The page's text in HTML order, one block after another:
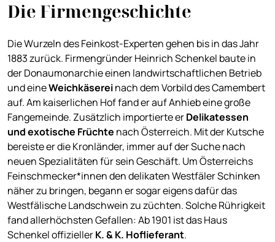
Die Firmengeschichte
Die Wurzeln des Feinkost-Experten gehen bis in das Jahr
1883 zurück. Firmengründer Heinrich Schenkel baute in
der Donaumonarchie einen landwirtschaftlichen Betrieb
und eineWeichkäsereinach dem Vorbild des Camembert
auf. Am kaiserlichen Hof fand er auf Anhieb eine große
Fangemeinde. Zusätzlich importierte erDelikatessen
und exotische Früchte nach Österreich. Mit der Kutsche
bereiste er die Kronländer, immer auf der Suche nach
neuen Spezialitäten für sein Geschäft. Um Österreichs
Feinschmecker*innen den delikaten Westfäler Schinken
näher zu bringen, begann er sogar eigens dafür das
Westfälische Landschwein zu züchten. Solche Rührigkeit
fand allerhöchsten Gefallen: Ab 1901 ist das Haus
Schenkel offiziellerK. & K. Hoflieferant.